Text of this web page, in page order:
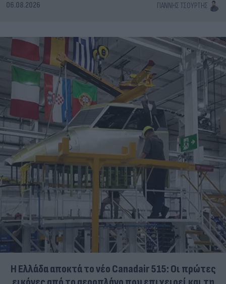
06.08.2026 ΓΙΆΝΝΗΣ ΤΣΟΎΡΤΗΣ
Η Ελλάδα αποκτά το νέο Canadair 515: Οι πρώτες